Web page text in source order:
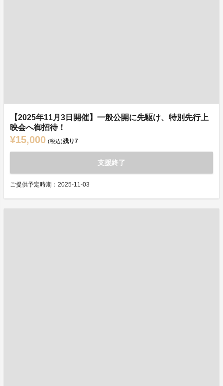
【2025年11月3日開催】一般公開に先駆け、特別先行上
映会へ御招待！
¥15,000 (税込)残り7
支援終了
ご提供予定時期：2025-11-03